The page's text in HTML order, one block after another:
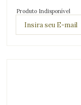
Produto Indisponível